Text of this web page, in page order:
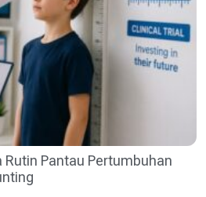
Rutin Pantau Pertumbuhan